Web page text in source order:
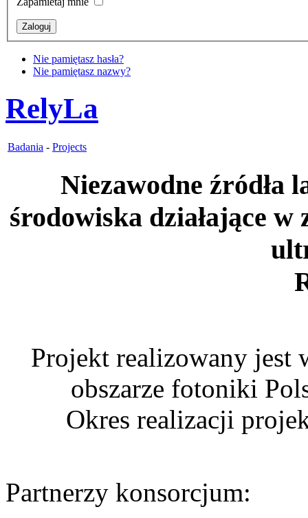
Nie pamiętasz hasła?
Nie pamiętasz nazwy?
RelyLa
Badania - Projects
Niezawodne źródła
środowiska działające
Projekt realizowany jest
obszarze fotoniki
Okres realizacji
Partnerzy konsorcjum: